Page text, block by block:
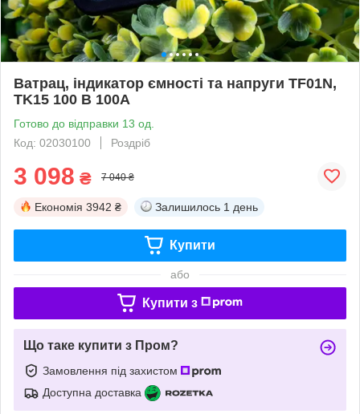
Ватрац, індикатор ємності та напруги TF01N,
TK15 100 В 100A
Готово до відправки 13 од.
Код: 02030100
Роздріб
3 098 ₴ 7 040 ₴
Економія 3942 ₴ Залишилось 1 день
Купити
або
Купити з
Що таке купити з Пром?
Замовлення під захистом
Доступна доставка